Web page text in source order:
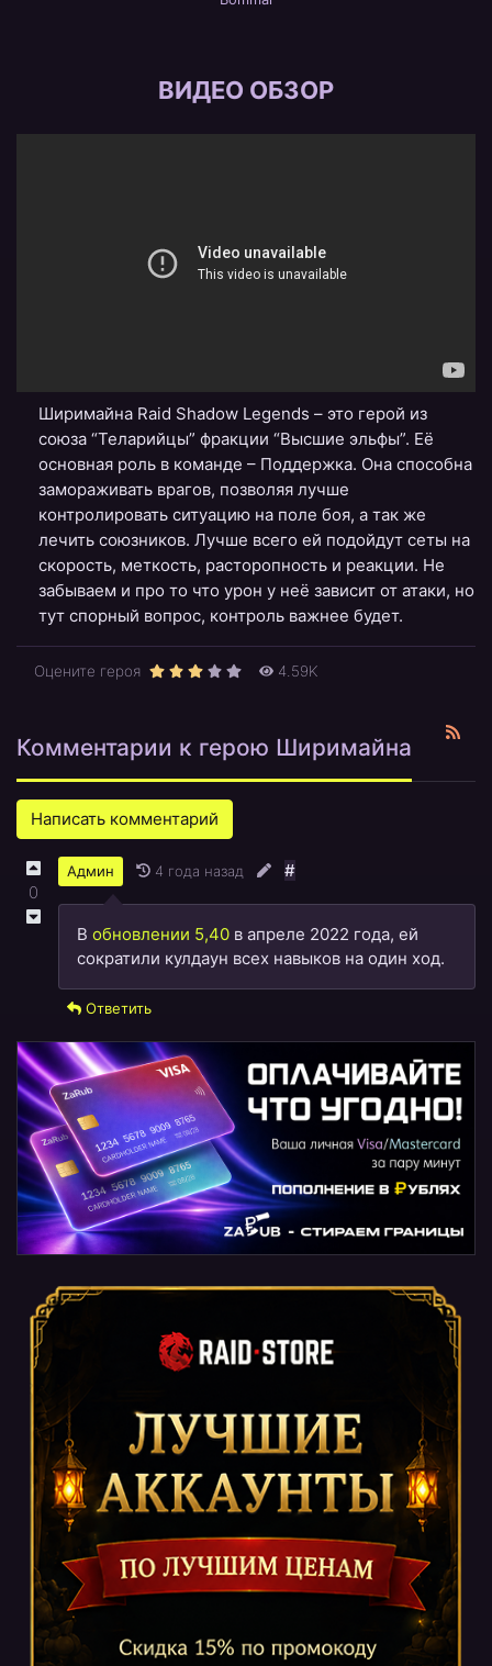
ВИДЕО ОБЗОР
Ширимайна Raid Shadow Legends – это герой из
союза “Теларийцы” фракции “Высшие эльфы”. Её
основная роль в команде – Поддержка. Она способна
замораживать врагов, позволяя лучше
контролировать ситуацию на поле боя, а так же
лечить союзников. Лучше всего ей подойдут сеты на
скорость, меткость, расторопность и реакции. Не
забываем и про то что урон у неё зависит от атаки, но
тут спорный вопрос, контроль важнее будет.
Оцените героя 4.59K
Комментарии к герою Ширимайна
Написать комментарий
0
Админ 4 года назад #
В обновлении 5,40 в апреле 2022 года, ей
сократили кулдаун всех навыков на один ход.
Ответить